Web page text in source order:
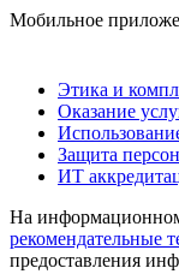
Мобильное
Этика и
Оказание
Защита
ИТ
На
рекомендательные
предоставления